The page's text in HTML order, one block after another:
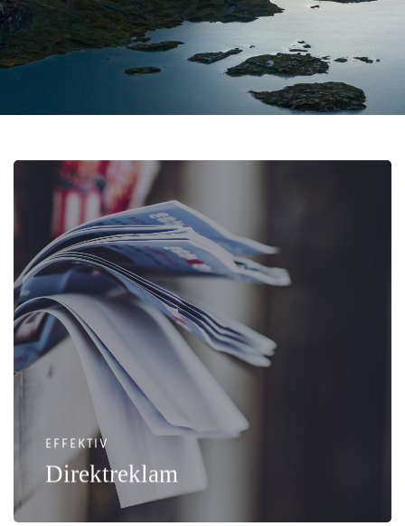
EFFEKTIV
Direktreklam